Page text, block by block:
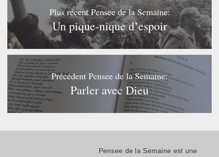
Plus récent Pensee de la Semaine:
Un pique-nique d’espoir
Précédent Pensee de la Semaine:
Parler avec Dieu
Pensee de la Semaine est une